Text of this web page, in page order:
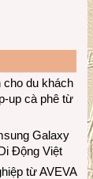
cho du khách
up cà phê từ
Galaxy
Động Việt
từ AVEVA